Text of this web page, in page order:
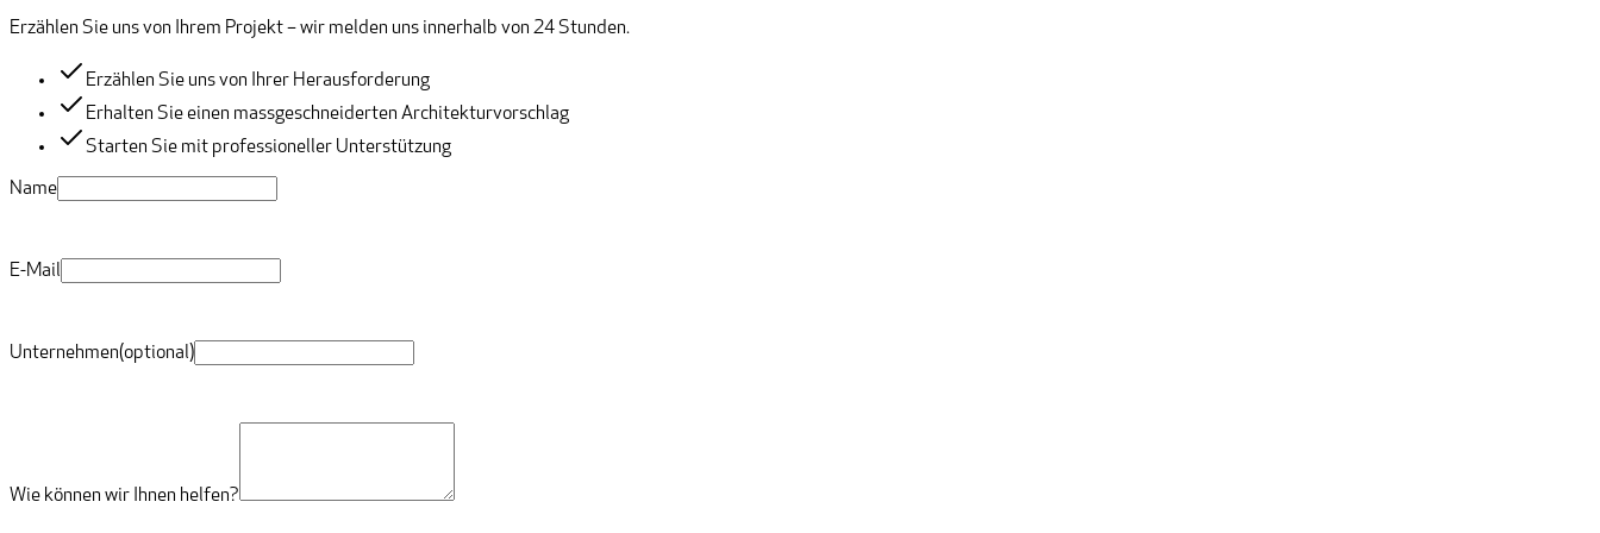
Erzählen Sie uns von Ihrem Projekt – wir melden uns innerhalb von 24 Stunden.
Erzählen Sie uns von Ihrer Herausforderung
Erhalten Sie einen massgeschneiderten Architekturvorschlag
Starten Sie mit professioneller Unterstützung
Name
E-Mail
Unternehmen(optional)
Wie können wir Ihnen helfen?